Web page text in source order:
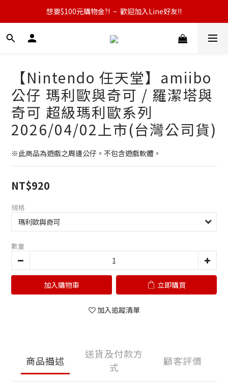
想要$100元購物金?!  ~  歡迎加入Line好友!!
【Nintendo 任天堂】amiibo
公仔 瑪利歐與奇可 / 羅潔塔與
奇可 超級瑪利歐系列
2026/04/02上市(台灣公司貨)
※此商品為遊戲之周邊公仔。不包含遊戲軟體。
NT$920
規格
數量
加入購物車 立即購買
加入追蹤清單
商品描述
送貨及付款方
式
顧客評價